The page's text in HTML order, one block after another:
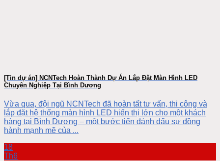
[Tin dự án] NCNTech Hoàn Thành Dự Án Lắp Đặt Màn Hình LED
Chuyên Nghiệp Tại Bình Dương
Vừa qua, đội ngũ NCNTech đã hoàn tất tư vấn, thi công và
lắp đặt hệ thống màn hình LED hiển thị lớn cho một khách
hàng tại Bình Dương – một bước tiến đánh dấu sự đồng
hành mạnh mẽ của ...
18
Th6